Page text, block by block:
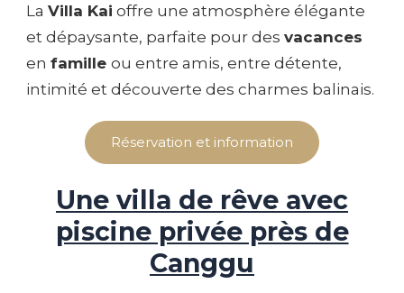
La Villa Kai offre une atmosphère élégante
et dépaysante, parfaite pour des vacances
en famille ou entre amis, entre détente,
intimité et découverte des charmes balinais.
Réservation et information
Une villa de rêve avec
piscine privée près de
Canggu